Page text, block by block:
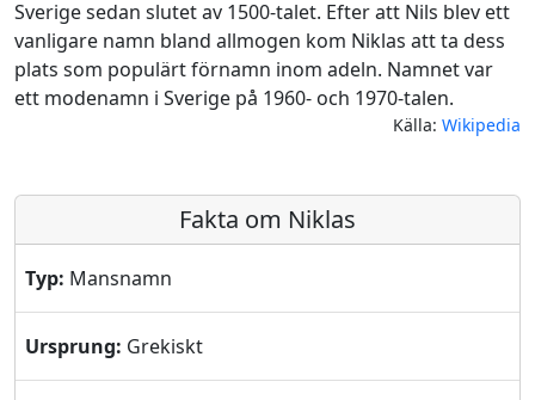
Sverige sedan slutet av 1500-talet. Efter att Nils blev ett
vanligare namn bland allmogen kom Niklas att ta dess
plats som populärt förnamn inom adeln. Namnet var
ett modenamn i Sverige på 1960- och 1970-talen.
Källa: Wikipedia
Fakta om Niklas
Typ: Mansnamn
Ursprung: Grekiskt